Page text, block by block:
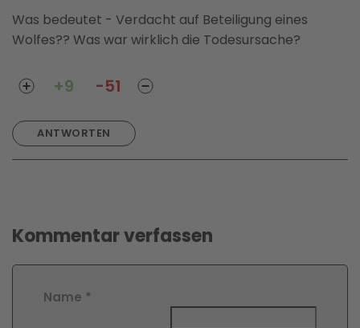
Was bedeutet - Verdacht auf Beteiligung eines
Wolfes?? Was war wirklich die Todesursache?
ANTWORTEN
+9 -51
Kommentar verfassen
Name *